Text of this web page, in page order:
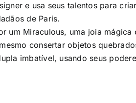
e usa seus talentos para
de Paris.
um Miraculous, uma joia
consertar objetos
imbatível, usando seus